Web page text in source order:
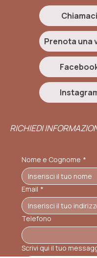
Chiamaci
Prenota una
RICHIEDI
Nome e Cognome *
Email *
Telefono
Scrivi qui il tuo